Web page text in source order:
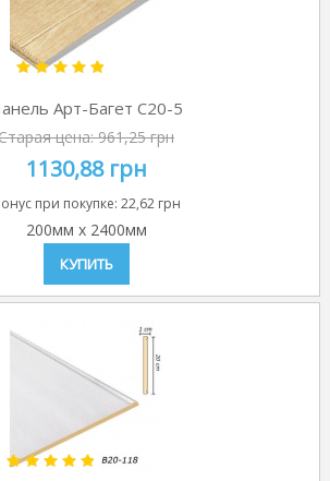
Арт-Багет C20-5
цена:961,25 грн
1130,88 грн
при покупке: 22,62 грн
200мм x 2400мм
КУПИТЬ